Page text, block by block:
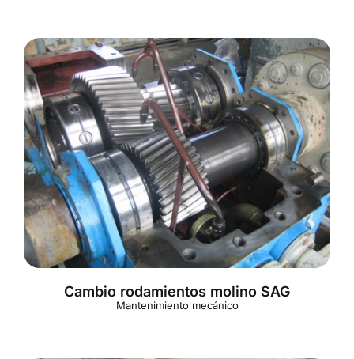
Cambio rodamientos molino SAG
Mantenimiento mecánico